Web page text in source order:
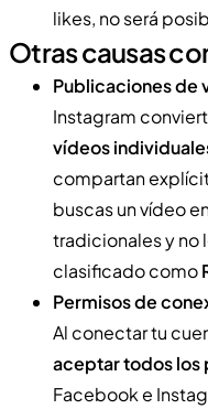
likes, no será
Otras causas
Publicaciones de
Instagram
vídeos
compartan
buscas un vídeo
tradicionales y no
clasificado como
Permisos de
Al conectar tu
aceptar todos los
Facebook e